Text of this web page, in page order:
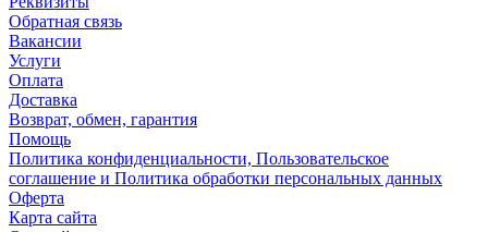
Обратная связь
Вакансии
Услуги
Оплата
Доставка
Возврат, обмен, гарантия
Помощь
Политика конфиденциальности, Пользовательское
соглашение и Политика обработки персональных данных
Оферта
Карта сайта